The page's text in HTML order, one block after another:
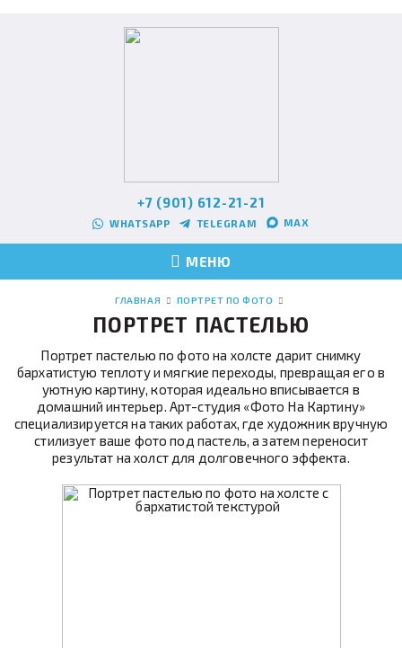
+7 (901) 612-21-21
WHATSAPP TELEGRAM MAX
МЕНЮ
ГЛАВНАЯ ПОРТРЕТ ПО ФОТО
ПОРТРЕТ ПАСТЕЛЬЮ
Портрет пастелью по фото на холсте дарит снимку
бархатистую теплоту и мягкие переходы, превращая его в
уютную картину, которая идеально вписывается в
домашний интерьер. Арт-студия «Фото На Картину»
специализируется на таких работах, где художник вручную
стилизует ваше фото под пастель, а затем переносит
результат на холст для долговечного эффекта.